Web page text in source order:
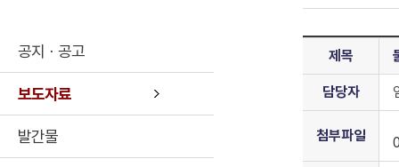
제목
담당자
첨부파일
공지ㆍ공고
보도자료
발간물